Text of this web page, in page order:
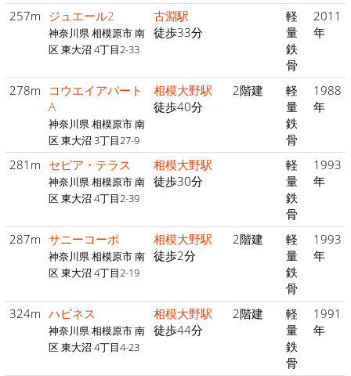
257m ジュエール2
神奈川県 相模原市 南
区 東大沼 4丁目2-33
古淵駅
徒歩33分
軽
量
鉄
骨
2011
年
278m
コウエイアパート
A
神奈川県 相模原市 南
区 東大沼 3丁目27-9
相模大野駅
徒歩40分
2階建
軽
量
鉄
骨
1988
年
281m セピア・テラス
神奈川県 相模原市 南
区 東大沼 4丁目2-39
相模大野駅
徒歩30分
軽
量
鉄
骨
1993
年
287m サニーコーポ
神奈川県 相模原市 南
区 東大沼 4丁目2-19
相模大野駅
徒歩2分
2階建
軽
量
鉄
骨
1993
年
324m ハピネス
神奈川県 相模原市 南
区 東大沼 4丁目4-23
相模大野駅
徒歩44分
2階建
軽
量
鉄
骨
1991
年